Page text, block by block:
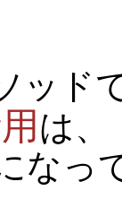
ッド
は、
なっ